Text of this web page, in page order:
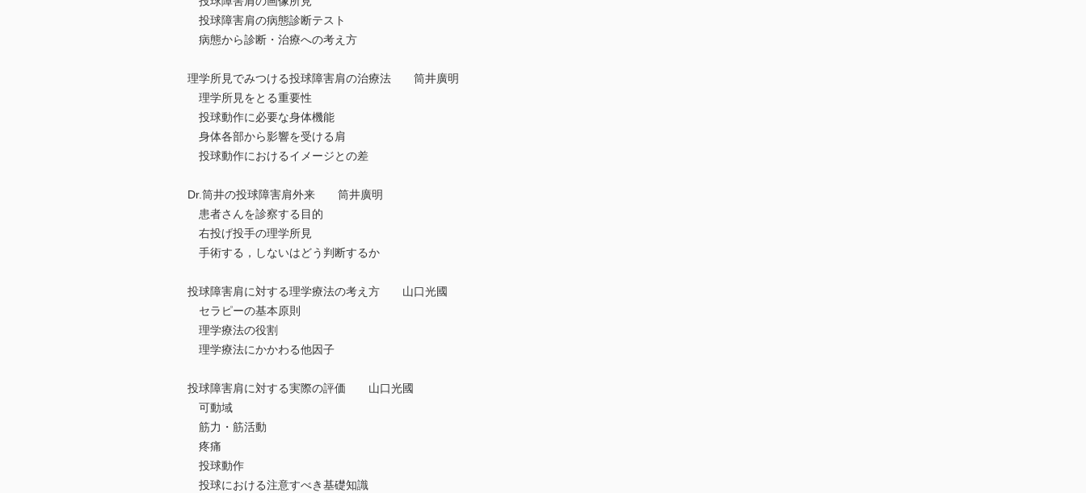
投球障害肩の病態診断テスト
病態から診断・治療への考え方
理学所見でみつける投球障害肩の治療法 筒井廣明
理学所見をとる重要性
投球動作に必要な身体機能
身体各部から影響を受ける肩
投球動作におけるイメージとの差
Dr.筒井の投球障害肩外来 筒井廣明
患者さんを診察する目的
右投げ投手の理学所見
手術する，しないはどう判断するか
投球障害肩に対する理学療法の考え方 山口光國
セラピーの基本原則
理学療法の役割
理学療法にかかわる他因子
投球障害肩に対する実際の評価 山口光國
可動域
筋力・筋活動
疼痛
投球動作
投球における注意すべき基礎知識